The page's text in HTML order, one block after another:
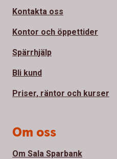
Kontakta oss
Kontor och öppettider
Spärrhjälp
Bli kund
Priser, räntor och kurser
Om oss
Om Sala Sparbank